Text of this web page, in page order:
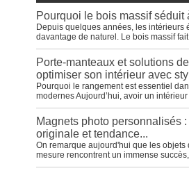
Pourquoi le bois massif séduit
Depuis quelques années, les intérieurs
davantage de naturel. Le bois massif
Porte-manteaux et solutions
optimiser son intérieur avec
Pourquoi le rangement est essentiel
modernes Aujourd’hui, avoir un intérieur
Magnets photo personnalisés
originale et tendance...
On remarque aujourd'hui que les objets
mesure rencontrent un immense